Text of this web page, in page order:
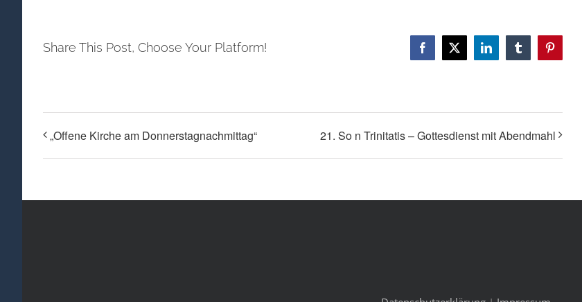
Share This Post, Choose Your Platform! Facebook
X LinkedInTumblrPinterest
„Offene Kirche am Donnerstagnachmittag“ 21. So n Trinitatis – Gottesdienst mit Abendmahl